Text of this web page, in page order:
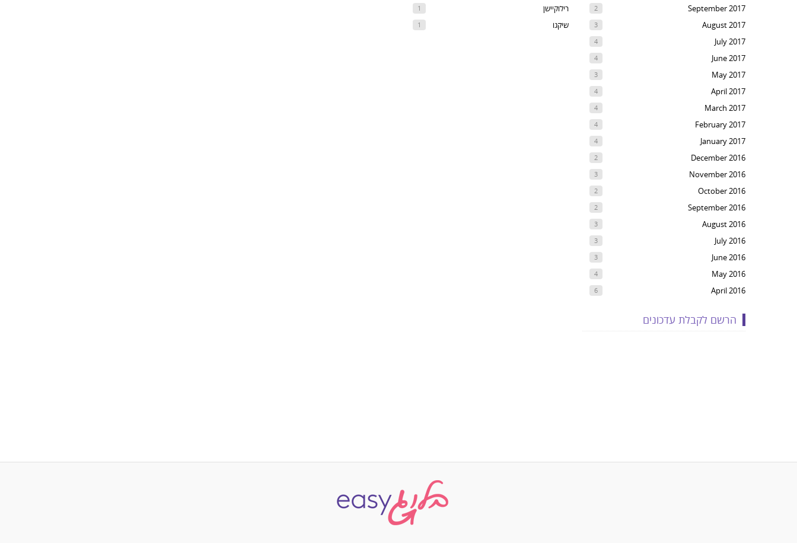
רילוקיישן 1
שיקגו 1
September 2017
2
August 2017
3
July 2017
4
June 2017
4
May 2017
3
April 2017
4
March 2017
4
February 2017
4
January 2017
4
December 2016
2
November 2016
3
October 2016
2
September 2016
2
August 2016
3
July 2016
3
June 2016
3
May 2016
4
April 2016
6
הרשם לקבלת עדכונים